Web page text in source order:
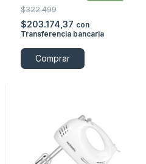
$322.499
$203.174,37 con
Transferencia bancaria
Comprar